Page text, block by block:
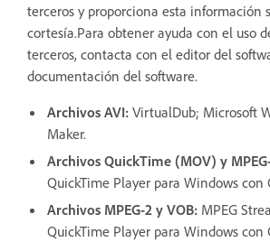
terceros y proporciona esta información
cortesía.Para obtener ayuda con el uso
terceros, contacta con el editor del
documentación del software.
Archivos AVI: VirtualDub; Microsoft
Maker.
Archivos QuickTime (MOV) y
QuickTime Player para Windows con
Archivos MPEG-2 y VOB: MPEG
QuickTime Player para Windows con